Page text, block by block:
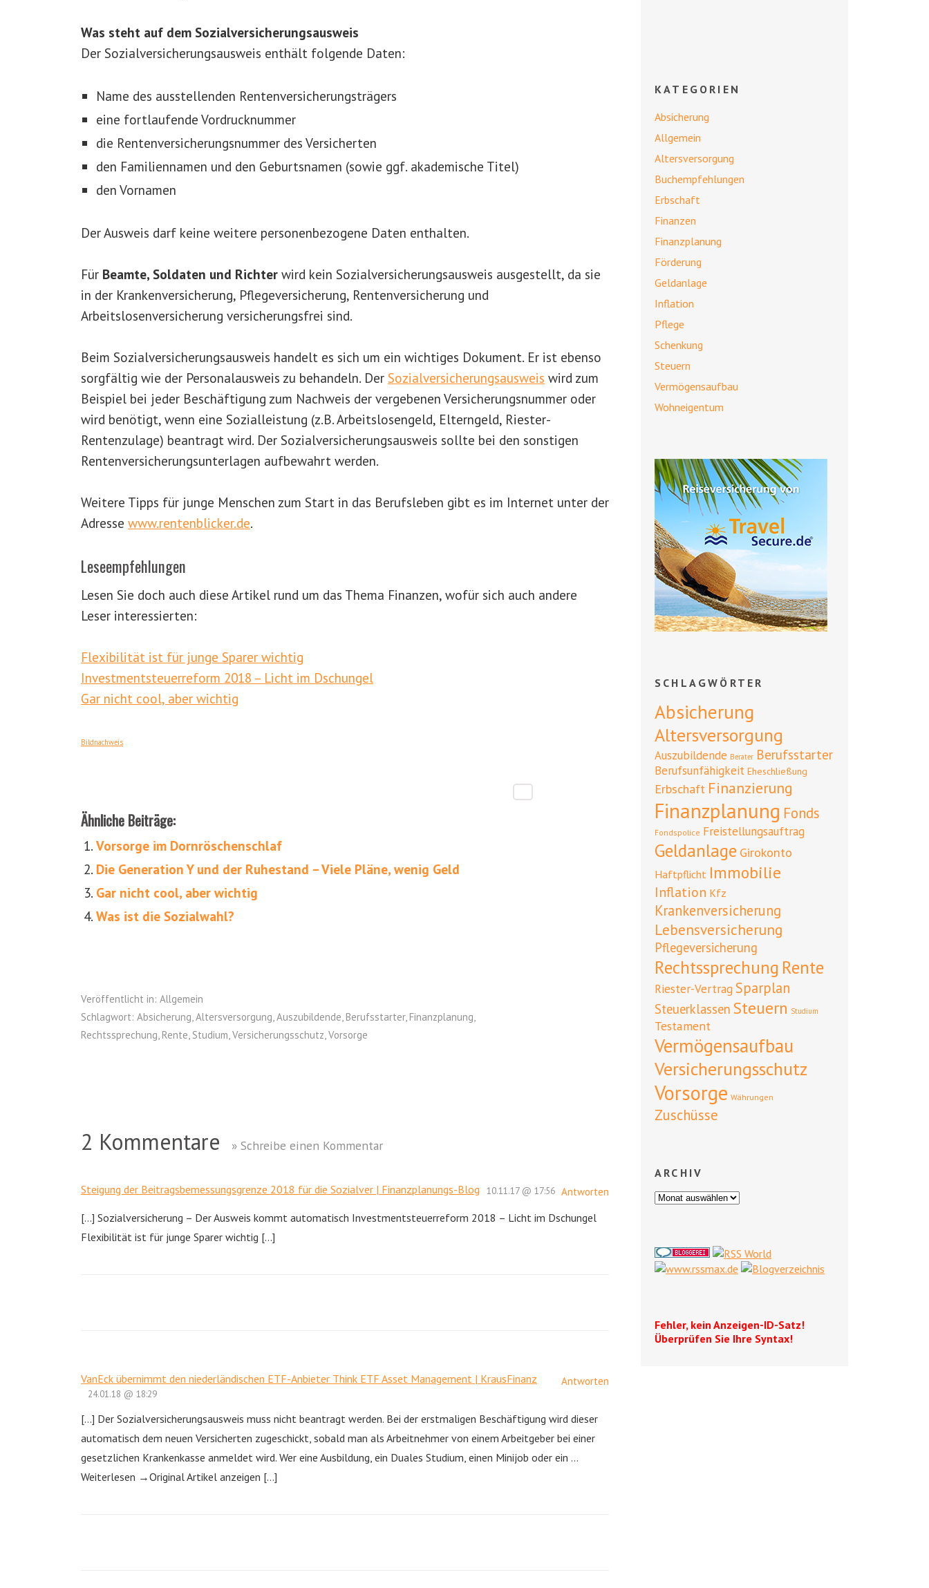
Was steht auf dem Sozialversicherungsausweis
Der Sozialversicherungsausweis enthält folgende Daten:
Name des ausstellenden Rentenversicherungsträgers
eine fortlaufende Vordrucknummer
die Rentenversicherungsnummer des Versicherten
den Familiennamen und den Geburtsnamen (sowie ggf. akademische Titel)
den Vornamen
Der Ausweis darf keine weitere personenbezogene Daten enthalten.
Für Beamte, Soldaten und Richter wird kein Sozialversicherungsausweis ausgestellt, da sie
in der Krankenversicherung, Pflegeversicherung, Rentenversicherung und
Arbeitslosenversicherung versicherungsfrei sind.
Beim Sozialversicherungsausweis handelt es sich um ein wichtiges Dokument. Er ist ebenso
sorgfältig wie der Personalausweis zu behandeln. Der Sozialversicherungsausweis wird zum
Beispiel bei jeder Beschäftigung zum Nachweis der vergebenen Versicherungsnummer oder
wird benötigt, wenn eine Sozialleistung (z.B. Arbeitslosengeld, Elterngeld, Riester-
Rentenzulage) beantragt wird. Der Sozialversicherungsausweis sollte bei den sonstigen
Rentenversicherungsunterlagen aufbewahrt werden.
Weitere Tipps für junge Menschen zum Start in das Berufsleben gibt es im Internet unter der
Adresse www.rentenblicker.de.
Leseempfehlungen
Lesen Sie doch auch diese Artikel rund um das Thema Finanzen, wofür sich auch andere
Leser interessierten:
Flexibilität ist für junge Sparer wichtig
Investmentsteuerreform 2018 – Licht im Dschungel
Gar nicht cool, aber wichtig
Bildnachweis
Ähnliche Beiträge:
Vorsorge im Dornröschenschlaf
Die Generation Y und der Ruhestand – Viele Pläne, wenig Geld
Gar nicht cool, aber wichtig
Was ist die Sozialwahl?
Veröffentlicht in: Allgemein
Schlagwort: Absicherung,Altersversorgung,Auszubildende, Berufsstarter, Finanzplanung,
Rechtssprechung, Rente, Studium,Versicherungsschutz,Vorsorge
2 Kommentare » Schreibe einen Kommentar
Steigung der Beitragsbemessungsgrenze 2018 für die Sozialver | Finanzplanungs-Blog Antworten
10.11.17 @ 17:56
[…] Sozialversicherung – Der Ausweis kommt automatisch Investmentsteuerreform 2018 – Licht im Dschungel
Flexibilität ist für junge Sparer wichtig […]
VanEck übernimmt den niederländischen ETF-Anbieter Think ETF Asset Management | KrausFinanz Antworten
24.01.18 @ 18:29
[…] Der Sozialversicherungsausweis muss nicht beantragt werden. Bei der erstmaligen Beschäftigung wird dieser
automatisch dem neuen Versicherten zugeschickt, sobald man als Arbeitnehmer von einem Arbeitgeber bei einer
gesetzlichen Krankenkasse anmeldet wird. Wer eine Ausbildung, ein Duales Studium, einen Minijob oder ein …
Weiterlesen →Original Artikel anzeigen […]
KATEGORIEN
Absicherung
Allgemein
Altersversorgung
Buchempfehlungen
Erbschaft
Finanzen
Finanzplanung
Förderung
Geldanlage
Inflation
Pflege
Schenkung
Steuern
Vermögensaufbau
Wohneigentum
SCHLAGWÖRTER
Absicherung
Altersversorgung
Auszubildende Berater Berufsstarter
Berufsunfähigkeit Eheschließung
Erbschaft Finanzierung
Finanzplanung Fonds
Fondspolice Freistellungsauftrag
Geldanlage Girokonto
Haftpflicht Immobilie
Inflation Kfz
Krankenversicherung
Lebensversicherung
Pflegeversicherung
Rechtssprechung Rente
Riester-Vertrag Sparplan
Steuerklassen Steuern Studium
Testament
Vermögensaufbau
Versicherungsschutz
Vorsorge Währungen
Zuschüsse
ARCHIV
Fehler, kein Anzeigen-ID-Satz!
Überprüfen Sie Ihre Syntax!